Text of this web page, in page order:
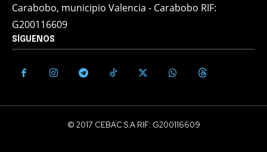
Carabobo, municipio Valencia - Carabobo RIF:
G200116609
SÍGUENOS
© 2017 CEBAC S.A RIF: G200116609